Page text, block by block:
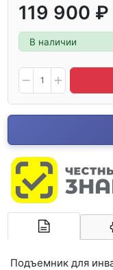
119 900 ₽
В наличии
Подъемник для